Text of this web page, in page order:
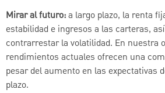
Mirar al futuro:a largo plazo, la renta
estabilidad e ingresos a las carteras,
contrarrestar la volatilidad. En nuestra
rendimientos actuales ofrecen una
pesar del aumento en las expectativas
plazo.